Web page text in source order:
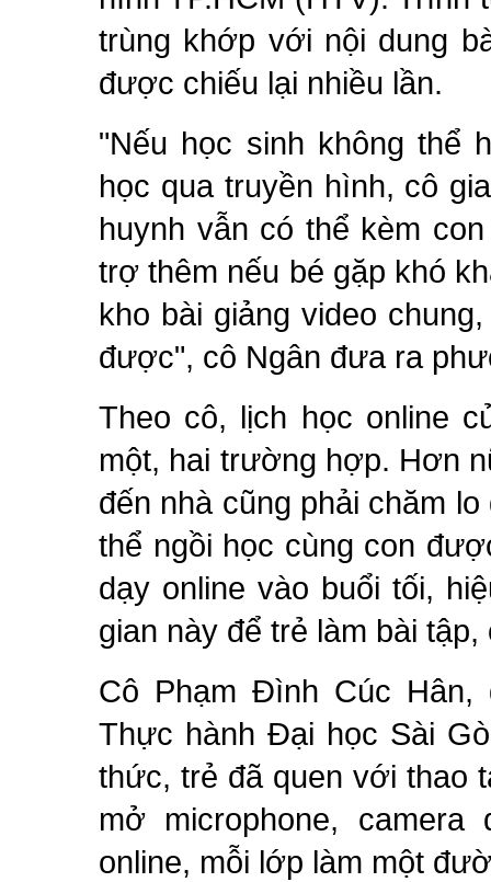
trùng khớp với nội dung
được chiếu lại nhiều lần.
"Nếu học sinh không thể
học qua truyền hình, cô
huynh vẫn có thể kèm
trợ thêm nếu bé gặp khó
kho bài giảng video
được", cô Ngân đưa ra
Theo cô, lịch học online
một, hai trường hợp. Hơn
đến nhà cũng phải chăm
thể ngồi học cùng con
dạy online vào buổi tối,
gian này để trẻ làm bài
Cô Phạm Đình Cúc
Thực hành Đại học Sài
thức, trẻ đã quen với thao
mở microphone,
online, mỗi lớp làm một